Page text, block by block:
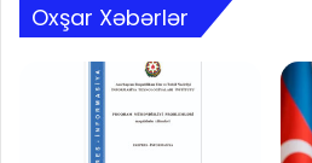
Oxşar Xəbərlər